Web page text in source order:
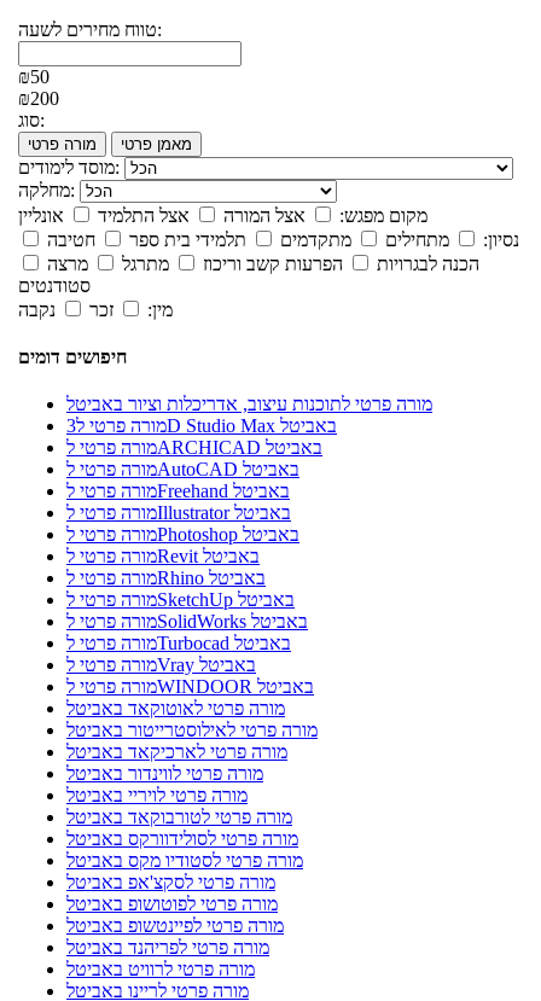
טווח מחירים לשעה:
₪50
₪200
סוג:
מורה פרטי מאמן פרטי
מוסד לימודים:
מחלקה:
מקום מפגש:
אצל המורה אצל התלמיד
אונליין
נסיון:
מתחילים מתקדמים תלמידי בית ספר
חטיבה
הכנה לבגרויות
הפרעות קשב וריכוז מתרגל
מרצה
סטודנטים
מין:
זכר נקבה
חיפושים דומים
מורה פרטי לתוכנות עיצוב, אדריכלות וציור באביטל
מורה פרטי ל3D Studio Max באביטל
מורה פרטי לARCHICAD באביטל
מורה פרטי לAutoCAD באביטל
מורה פרטי לFreehand באביטל
מורה פרטי לIllustrator באביטל
מורה פרטי לPhotoshop באביטל
מורה פרטי לRevit באביטל
מורה פרטי לRhino באביטל
מורה פרטי לSketchUp באביטל
מורה פרטי לSolidWorks באביטל
מורה פרטי לTurbocad באביטל
מורה פרטי לVray באביטל
מורה פרטי לWINDOOR באביטל
מורה פרטי לאוטוקאד באביטל
מורה פרטי לאילוסטרייטור באביטל
מורה פרטי לארכיקאד באביטל
מורה פרטי לווינדור באביטל
מורה פרטי לויריי באביטל
מורה פרטי לטורבוקאד באביטל
מורה פרטי לסולידוורקס באביטל
מורה פרטי לסטודיו מקס באביטל
מורה פרטי לסקצ'אפ באביטל
מורה פרטי לפוטושופ באביטל
מורה פרטי לפיינטשופ באביטל
מורה פרטי לפריהנד באביטל
מורה פרטי לרוויט באביטל
מורה פרטי לריינו באביטל